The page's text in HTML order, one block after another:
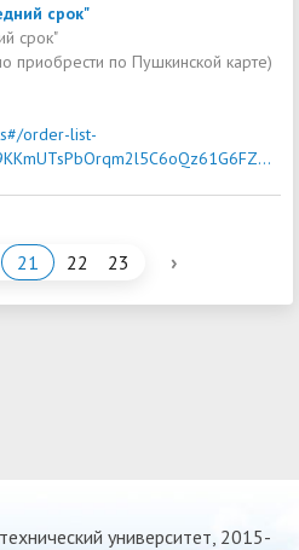
срок"
срок"
приобрести по Пушкинской карте)
order-list-
21 22 23 ›
университет, 2015-